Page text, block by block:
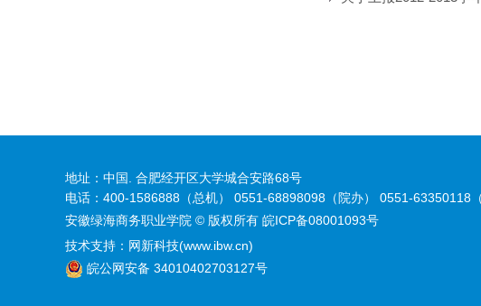
地址：中国. 合肥经开区大学城合安路68号
电话：400-1586888（总机） 0551-68898098（院办） 0551-63350118（
安徽绿海商务职业学院 © 版权所有 皖ICP备08001093号
技术支持： 网新科技(www.ibw.cn)
皖公网安备 34010402703127号